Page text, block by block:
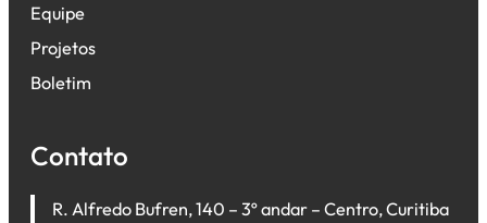
Equipe
Projetos
Boletim
Contato
R. Alfredo Bufren, 140 – 3º andar – Centro, Curitiba